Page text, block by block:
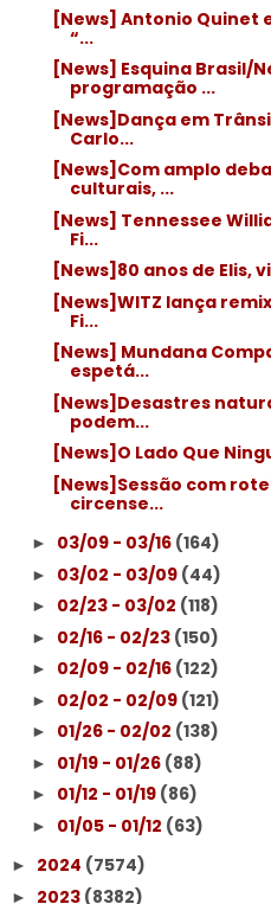
[News] Antonio
“...
[News] Esquina Brasil/
programação ...
[News]Dança em
Carlo...
[News]Com amplo
culturais, ...
[News] Tennessee
Fi...
[News]80 anos de Elis,
[News]WITZ lança
Fi...
[News] Mundana
espetá...
[News]Desastres
podem...
[News]O Lado Que
[News]Sessão com
circense...
► 03/09 - 03/16 (164)
► 03/02 - 03/09 (44)
► 02/23 - 03/02 (118)
► 02/16 - 02/23 (150)
► 02/09 - 02/16 (122)
► 02/02 - 02/09 (121)
► 01/26 - 02/02 (138)
► 01/19 - 01/26 (88)
► 01/12 - 01/19 (86)
► 01/05 - 01/12 (63)
► 2024 (7574)
► 2023 (8382)